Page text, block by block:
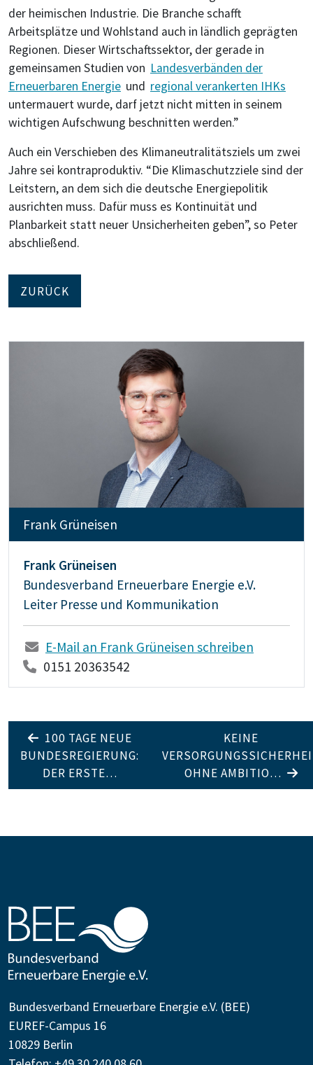
der heimischen Industrie. Die Branche schafft
Arbeitsplätze und Wohlstand auch in ländlich geprägten
Regionen. Dieser Wirtschaftssektor, der gerade in
gemeinsamen Studien von Landesverbänden der
Erneuerbaren Energie und regional verankerten IHKs
untermauert wurde, darf jetzt nicht mitten in seinem
wichtigen Aufschwung beschnitten werden.”
Auch ein Verschieben des Klimaneutralitätsziels um zwei
Jahre sei kontraproduktiv. “Die Klimaschutzziele sind der
Leitstern, an dem sich die deutsche Energiepolitik
ausrichten muss. Dafür muss es Kontinuität und
Planbarkeit statt neuer Unsicherheiten geben”, so Peter
abschließend.
ZURÜCK
Frank Grüneisen
Frank Grüneisen
Bundesverband Erneuerbare Energie e.V.
Leiter Presse und Kommunikation
E-Mail an Frank Grüneisen schreiben
0151 20363542
100 TAGE NEUE
BUNDESREGIERUNG:
DER ERSTE…
KEINE
OHNE AMBITIO…
Bundesverband Erneuerbare Energie e.V. (BEE)
EUREF-Campus 16
10829 Berlin